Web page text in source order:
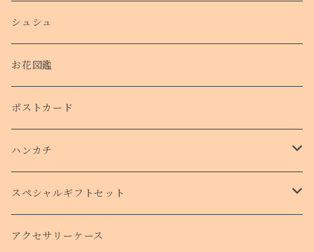
シュシュ
お花図鑑
ポストカード
ハンカチ
タオルハンカチ
スペシャルギフトセット
クリスマスコフレ
アクセサリーケース